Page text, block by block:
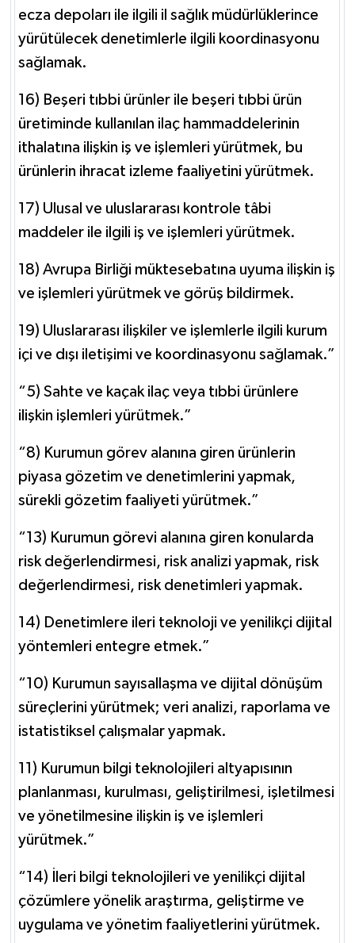
ecza depoları ile ilgili il sağlık müdürlüklerince
yürütülecek denetimlerle ilgili koordinasyonu
sağlamak.
16) Beşeri tıbbi ürünler ile beşeri tıbbi ürün
üretiminde kullanılan ilaç hammaddelerinin
ithalatına ilişkin iş ve işlemleri yürütmek, bu
ürünlerin ihracat izleme faaliyetini yürütmek.
17) Ulusal ve uluslararası kontrole tâbi
maddeler ile ilgili iş ve işlemleri yürütmek.
18) Avrupa Birliği müktesebatına uyuma ilişkin iş
ve işlemleri yürütmek ve görüş bildirmek.
19) Uluslararası ilişkiler ve işlemlerle ilgili kurum
içi ve dışı iletişimi ve koordinasyonu sağlamak.”
“5) Sahte ve kaçak ilaç veya tıbbi ürünlere
ilişkin işlemleri yürütmek.”
“8) Kurumun görev alanına giren ürünlerin
piyasa gözetim ve denetimlerini yapmak,
sürekli gözetim faaliyeti yürütmek.”
“13) Kurumun görevi alanına giren konularda
risk değerlendirmesi, risk analizi yapmak, risk
değerlendirmesi, risk denetimleri yapmak.
14) Denetimlere ileri teknoloji ve yenilikçi dijital
yöntemleri entegre etmek.”
“10) Kurumun sayısallaşma ve dijital dönüşüm
süreçlerini yürütmek; veri analizi, raporlama ve
istatistiksel çalışmalar yapmak.
11) Kurumun bilgi teknolojileri altyapısının
planlanması, kurulması, geliştirilmesi, işletilmesi
ve yönetilmesine ilişkin iş ve işlemleri
yürütmek.”
“14) İleri bilgi teknolojileri ve yenilikçi dijital
çözümlere yönelik araştırma, geliştirme ve
uygulama ve yönetim faaliyetlerini yürütmek.